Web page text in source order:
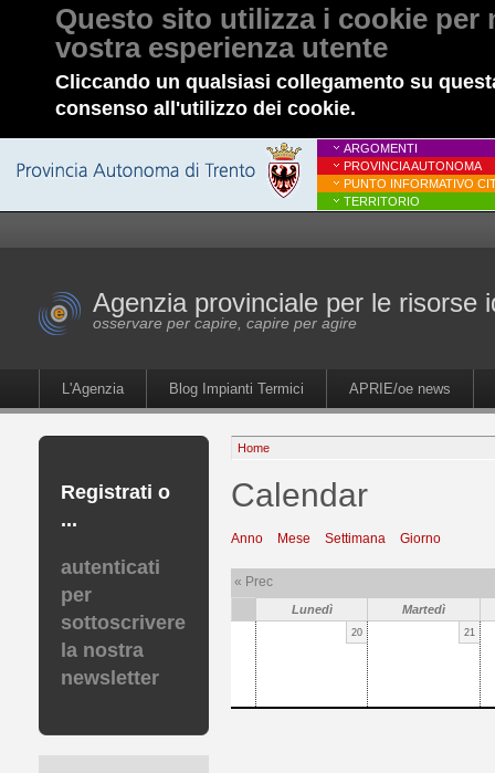
Questo sito utilizza i cookie per
vostra esperienza utente
Cliccando un qualsiasi collegamento su
consenso all'utilizzo dei cookie.
ARGOMENTI
PROVINCIA AUTONOMA
PUNTO INFORMATIVO
TERRITORIO
Agenzia provinciale per le risorse
osservare per capire, capire per agire
L'Agenzia Blog Impianti Termici APRIE/oe news
Registrati o
...
autenticati
per
sottoscrivere
la nostra
newsletter
Home
Calendar
Anno Mese Settimana Giorno
« Prec
Lunedì Martedì
20 21